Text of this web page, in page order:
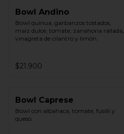
Bowl Andino
Bowl quinua, garbanzos tostados,
maíz dulce, tomate, zanahoria rallada,
vinagreta de cilantro y limón.
$21.900
Bowl Caprese
Bowl con albahaca, tomate, fusilli y
queso.